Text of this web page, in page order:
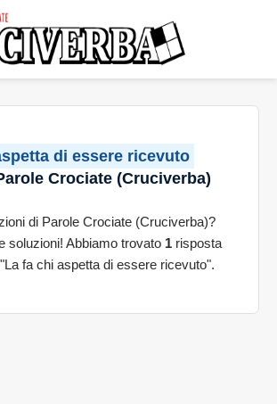
di essere ricevuto
Crociate (Cruciverba)
di Parole Crociate (Cruciverba)?
soluzioni! Abbiamo trovato 1 risposta
fa chi aspetta di essere ricevuto".